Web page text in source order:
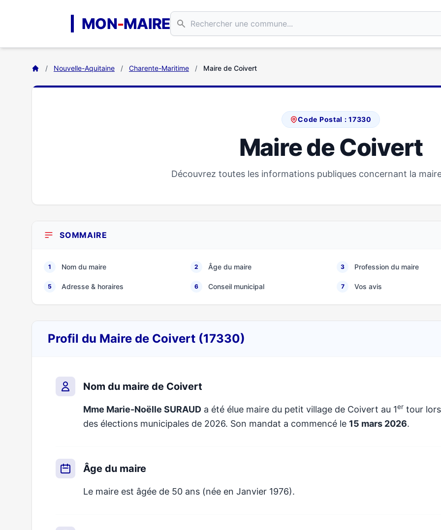
MON-MAIRE
/ Nouvelle-Aquitaine / Charente-Maritime / Maire de Coivert
Code Postal : 17330
Maire de Coivert
Découvrez toutes les informations publiques concernant la
SOMMAIRE
1 Nom du maire 2 Âge du maire 3 Profession du maire
5 Adresse & horaires 6 Conseil municipal 7 Vos avis
Profil du Maire de Coivert (17330)
Nom du maire de Coivert
Mme Marie-Noëlle SURAUD a été élue maire du petit village de Coivert au 1er tour lors
des élections municipales de 2026. Son mandat a commencé le 15 mars 2026.
Âge du maire
Le maire est âgée de 50 ans (née en Janvier 1976).